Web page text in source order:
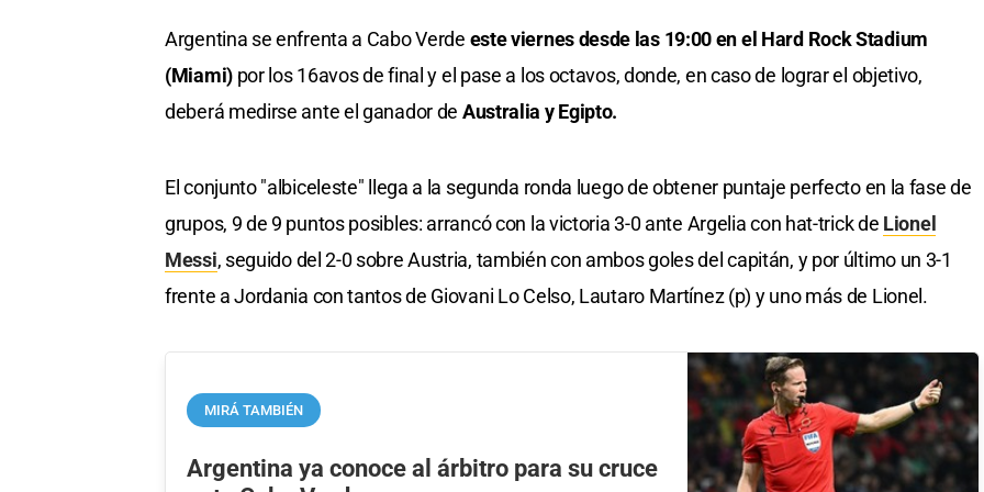
Argentina se enfrenta a Cabo Verde este viernes desde las 19:00 en el Hard Rock Stadium
(Miami)por los 16avos de final y el pase a los octavos, donde, en caso de lograr el objetivo,
deberá medirse ante el ganador de Australia y Egipto.
El conjunto "albiceleste" llega a la segunda ronda luego de obtener puntaje perfecto en la fase de
grupos, 9 de 9 puntos posibles: arrancó con la victoria 3-0 ante Argelia con hat-trick de Lionel
Messi, seguido del 2-0 sobre Austria, también con ambos goles del capitán, y por último un 3-1
frente a Jordania con tantos de Giovani Lo Celso, Lautaro Martínez (p) y uno más de Lionel.
MIRÁ TAMBIÉN
Argentina ya conoce al árbitro para su cruce